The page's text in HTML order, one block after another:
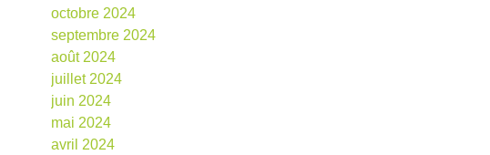
octobre 2024
septembre 2024
août 2024
juillet 2024
juin 2024
mai 2024
avril 2024